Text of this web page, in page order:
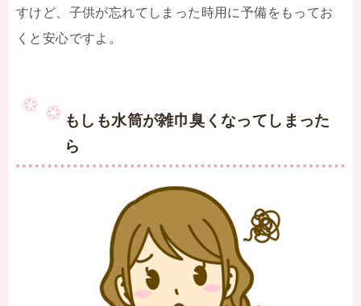
すけど、子供が忘れてしまった時用に予備をもってお
くと安心ですよ。
もしも水筒が雑巾臭くなってしまった
ら